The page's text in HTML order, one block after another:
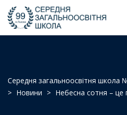
Середня загальноосвітня школа
> Новини > Небесна сотня – це